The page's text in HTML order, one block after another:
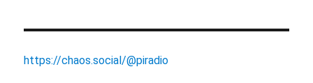
https://chaos.social/@piradio